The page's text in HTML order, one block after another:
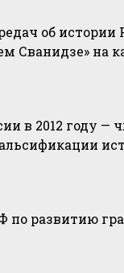
об истории
Сванидзе» на
в 2012 году —
по развитию